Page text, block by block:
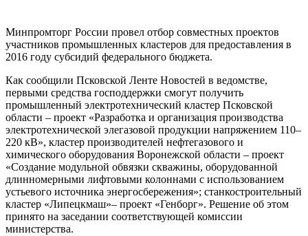
Минпромторг России провел отбор совместных проектов
участников промышленных кластеров для предоставления в
2016 году субсидий федерального бюджета.
Как сообщили Псковской Ленте Новостей в ведомстве,
первыми средства господдержки смогут получить
промышленный электротехнический кластер Псковской
области – проект «Разработка и организация производства
электротехнической элегазовой продукции напряжением 110–
220 кВ», кластер производителей нефтегазового и
химического оборудования Воронежской области – проект
«Создание модульной обвязки скважины, оборудованной
длинномерными лифтовыми колоннами с использованием
устьевого источника энергосбережения»; станкостроительный
кластер «Липецкмаш»– проект «Генборг». Решение об этом
принято на заседании соответствующей комиссии
министерства.